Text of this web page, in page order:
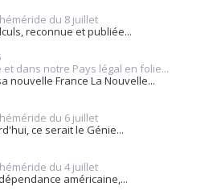
du 8 juillet
reconnue et publiée...
et dans notre Pays légal en folie...
nouvelle France La Nouvelle...
du 6 juillet
ce serait le Génie...
du 4 juillet
américaine,...